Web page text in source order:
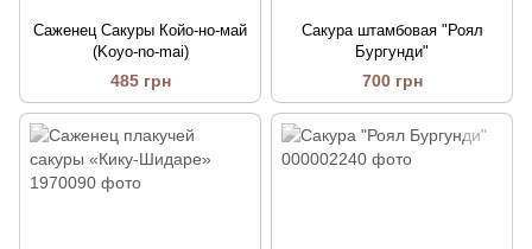
Саженец Сакуры Койо-но-май
(Koyo-no-mai)
485 грн
Сакура штамбовая "Роял
Бургунди"
700 грн